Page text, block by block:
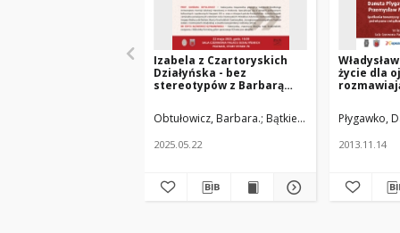
Izabela z Czartoryskich
Działyńska - bez
stereotypów z Barbarą
Edyta Bątkiewicz-
Szymanowska.
Obtułowicz, Barbara. Bątkiewicz-Szymanowska,
2025.05.22
życie dla
Karolczak,
Matusik,
Płygawko,
2013.11.14